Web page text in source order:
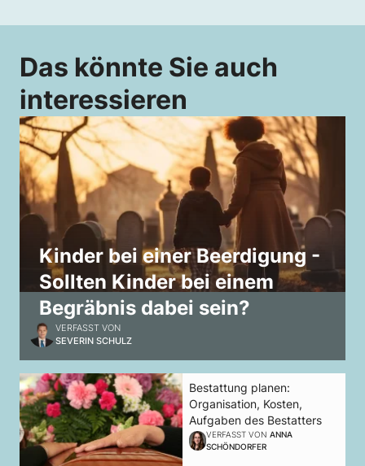
Das könnte Sie auch
interessieren
Kinder bei einer Beerdigung -
Sollten Kinder bei einem
Begräbnis dabei sein?
VERFASST VON
SEVERIN SCHULZ
Bestattung planen:
Organisation, Kosten,
Aufgaben des Bestatters
VERFASST VONANNA
SCHÖNDORFER